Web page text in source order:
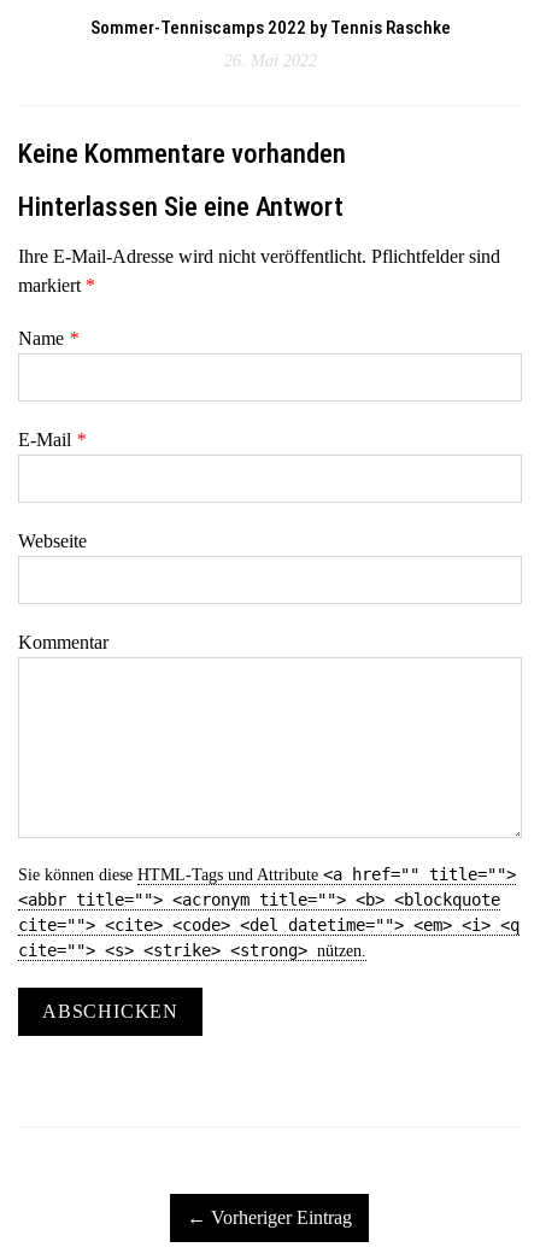
Sommer-Tenniscamps 2022 by Tennis Raschke
26. Mai 2022
Keine Kommentare vorhanden
Hinterlassen Sie eine Antwort
Ihre E-Mail-Adresse wird nicht veröffentlicht. Pflichtfelder sind
markiert *
Name *
E-Mail *
Webseite
Kommentar
Sie können diese HTML-Tags und Attribute <a href="" title="">
<abbr title=""> <acronym title=""> <b> <blockquote
cite=""> <cite> <code> <del datetime=""> <em> <i> <q
cite=""> <s> <strike> <strong> nützen.
ABSCHICKEN
← Vorheriger Eintrag